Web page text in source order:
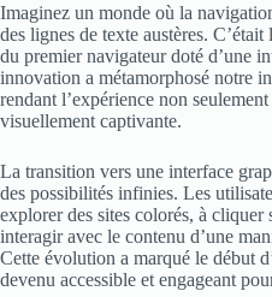
Imaginez un monde où la
des lignes de texte austères.
du premier navigateur doté d’une
innovation a métamorphosé notre
rendant l’expérience non
visuellement captivante.
La transition vers une interface
des possibilités infinies. Les
explorer des sites colorés, à cliquer
interagir avec le contenu d’une
Cette évolution a marqué le début
devenu accessible et engageant